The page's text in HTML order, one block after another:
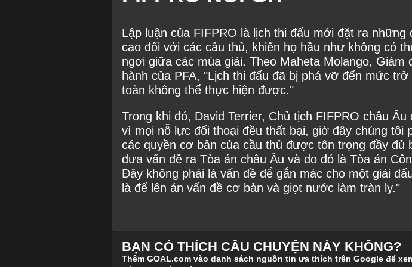
Lập luận của FIFPRO là lịch thi đấu mới đặt ra những
cao đối với các cầu thủ, khiến họ hầu như không có
ngơi giữa các mùa giải. Theo Maheta Molango, Giám
hành của PFA, "Lịch thi đấu đã bị phá vỡ đến mức trở
toàn không thể thực hiện được."
Trong khi đó, David Terrier, Chủ tịch FIFPRO châu Âu
vì mọi nỗ lực đối thoại đều thất bại, giờ đây chúng tôi
các quyền cơ bản của cầu thủ được tôn trọng đầy đủ
đưa vấn đề ra Tòa án châu Âu và do đó là Tòa án
Đây không phải là vấn đề để gắn mác cho một giải
là để lên án vấn đề cơ bản và giọt nước làm tràn ly."
BẠN CÓ THÍCH CÂU CHUYỆN NÀY KHÔNG?
Thêm GOAL.com vào danh sách nguồn tin ưa thích trên Google để